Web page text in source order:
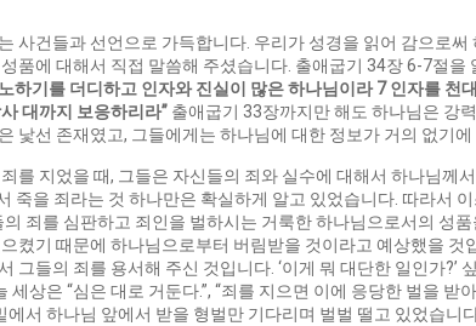
사건들과 선언으로 가득합니다. 우리가 성경을 읽어 감으로
품에 대해서 직접 말씀해 주셨습니다. 출애굽기 34장 6-7절을
하기를 더디하고 인자와 진실이 많은 하나님이라 7인자를 천
대까지 보응하리라” 출애굽기 33장까지만 해도 하나님은 강
낯선 존재였고, 그들에게는 하나님에 대한 정보가 거의 없기
를 지었을 때, 그들은 자신들의 죄와 실수에 대해서 하나님께
죽을 죄라는 것 하나만은 확실하게 알고 있었습니다. 따라서
죄를 심판하고 죄인을 벌하시는 거룩한 하나님으로서의 성
켰기 때문에 하나님으로부터 버림받을 것이라고 예상했을 것
그들의 죄를 용서해 주신 것입니다. ‘이게 뭐 대단한 일인가?’
상은 “심은 대로 거둔다.”, “죄를 지으면 이에 응당한 벌을 받
서 하나님 앞에서 받을 형벌만 기다리며 벌벌 떨고 있었습니